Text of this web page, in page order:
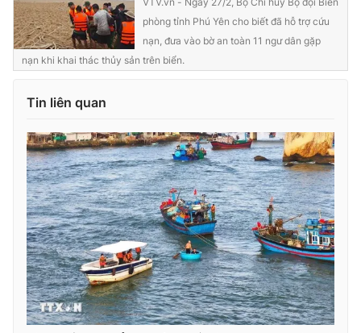
phòng tỉnh Phú Yên cho biết đã hỗ trợ cứu
nạn, đưa vào bờ an toàn 11 ngư dân gặp
nạn khi khai thác thủy sản trên biển.
Tin liên quan